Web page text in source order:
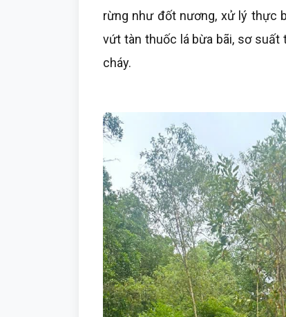
rừng như đốt nương, xử lý thực
vứt tàn thuốc lá bừa bãi, sơ suất
cháy.